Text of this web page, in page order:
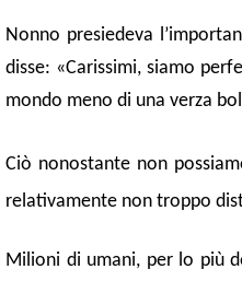
Nonno presiedeva
disse: «Carissimi, siamo
mondo meno di una verza
Ciò nonostante non
relativamente non troppo
Milioni di umani, per lo più